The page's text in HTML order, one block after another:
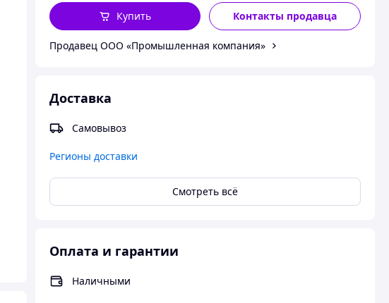
Контакты продавца
Купить
Продавец ООО «Промышленная компания»
Доставка
Самовывоз
Регионы доставки
Смотреть всё
Оплата и гарантии
Наличными